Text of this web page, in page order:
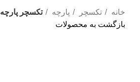
خانه تکسچر پارچه
تکسچر پارچه 024
بازگشت به محصولات